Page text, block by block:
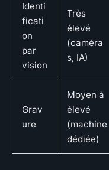
Identi
ficati
on
par
vision
Très
élevé
(caméra
s, IA)
Grav
ure
Moyen à
élevé
(machine
dédiée)